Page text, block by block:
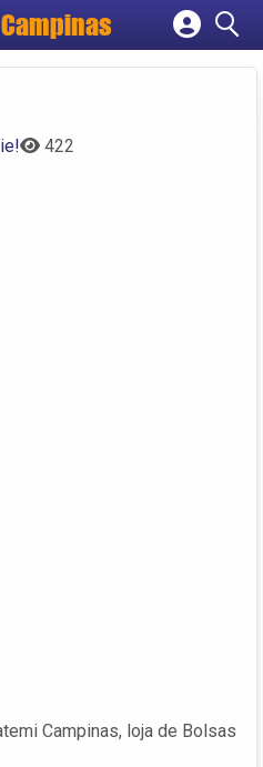
Campinas
empresa
422
Campinas, loja de Bolsas